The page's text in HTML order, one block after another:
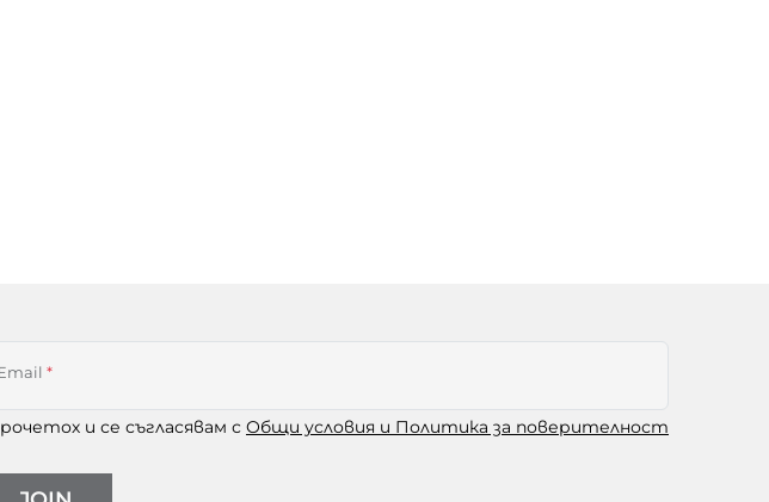
*
и се съгласявам с Общи условия и Политика за поверителност